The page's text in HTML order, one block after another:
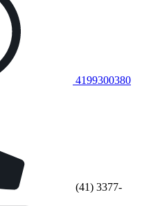
4199300380
(41) 3377-